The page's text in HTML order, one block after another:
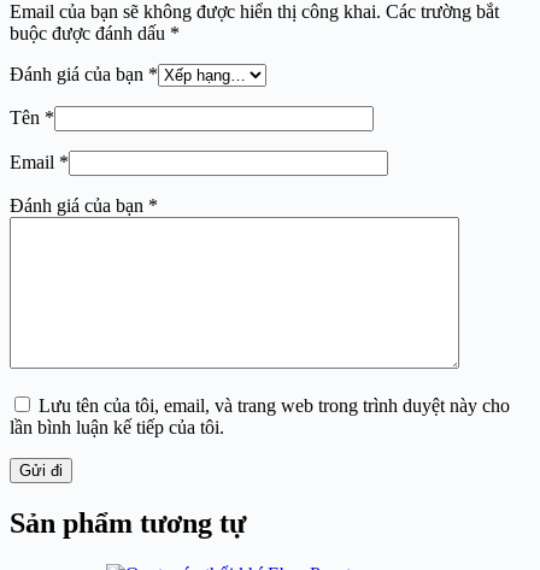
Email của bạn sẽ không được hiển thị công khai. Các trường bắt
buộc được đánh dấu *
Đánh giá của bạn *
Tên *
Email *
Đánh giá của bạn *
Lưu tên của tôi, email, và trang web trong trình duyệt này cho
lần bình luận kế tiếp của tôi.
Gửi đi
Sản phẩm tương tự